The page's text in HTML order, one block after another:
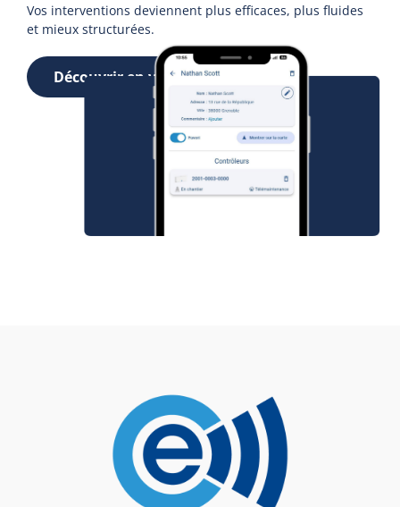
Vos interventions deviennent plus efficaces, plus fluides
et mieux structurées.
Découvrir en vidéo